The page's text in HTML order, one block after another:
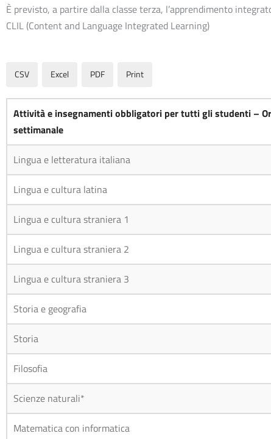
È previsto, a partire dalla classe terza, l’apprendimento
CLIL (Content and Language Integrated Learning)
CSV Excel PDF Print
Attività e insegnamenti obbligatori per tutti gli studenti –
settimanale
Attività e insegnamenti obbligatori per tutti gli studenti –
settimanale
Lingua e letteratura italiana
Lingua e cultura latina
Lingua e cultura straniera 1
Lingua e cultura straniera 2
Lingua e cultura straniera 3
Storia e geografia
Storia
Filosofia
Scienze naturali*
Matematica con informatica